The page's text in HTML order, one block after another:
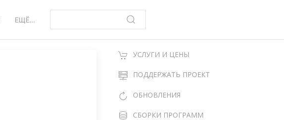
ЕЩЁ…
УСЛУГИ И ЦЕНЫ
ПОДДЕРЖАТЬ ПРОЕКТ
ОБНОВЛЕНИЯ
СБОРКИ ПРОГРАММ